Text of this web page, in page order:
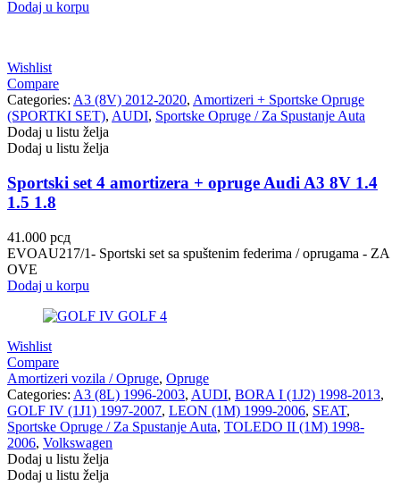
Dodaj u korpu
Wishlist
Compare
Categories: A3 (8V) 2012-2020, Amortizeri + Sportske Opruge
(SPORTKI SET), AUDI, Sportske Opruge / Za Spustanje Auta
Dodaj u listu želja
Dodaj u listu želja
Sportski set 4 amortizera + opruge Audi A3 8V 1.4
1.5 1.8
41.000 рсд
EVOAU217/1​ - Sportski set sa spuštenim federima / oprugama - ZA
OVE
Dodaj u korpu
Wishlist
Compare
Amortizeri vozila / Opruge, Opruge
Categories: A3 (8L) 1996-2003, AUDI, BORA I (1J2) 1998-2013,
GOLF IV (1J1) 1997-2007, LEON (1M) 1999-2006, SEAT,
Sportske Opruge / Za Spustanje Auta, TOLEDO II (1M) 1998-
2006, Volkswagen
Dodaj u listu želja
Dodaj u listu želja